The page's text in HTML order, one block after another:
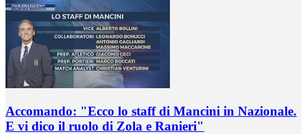
Accomando: "Ecco lo staff di Mancini in Nazionale.
E vi dico il ruolo di Zola e Ranieri"